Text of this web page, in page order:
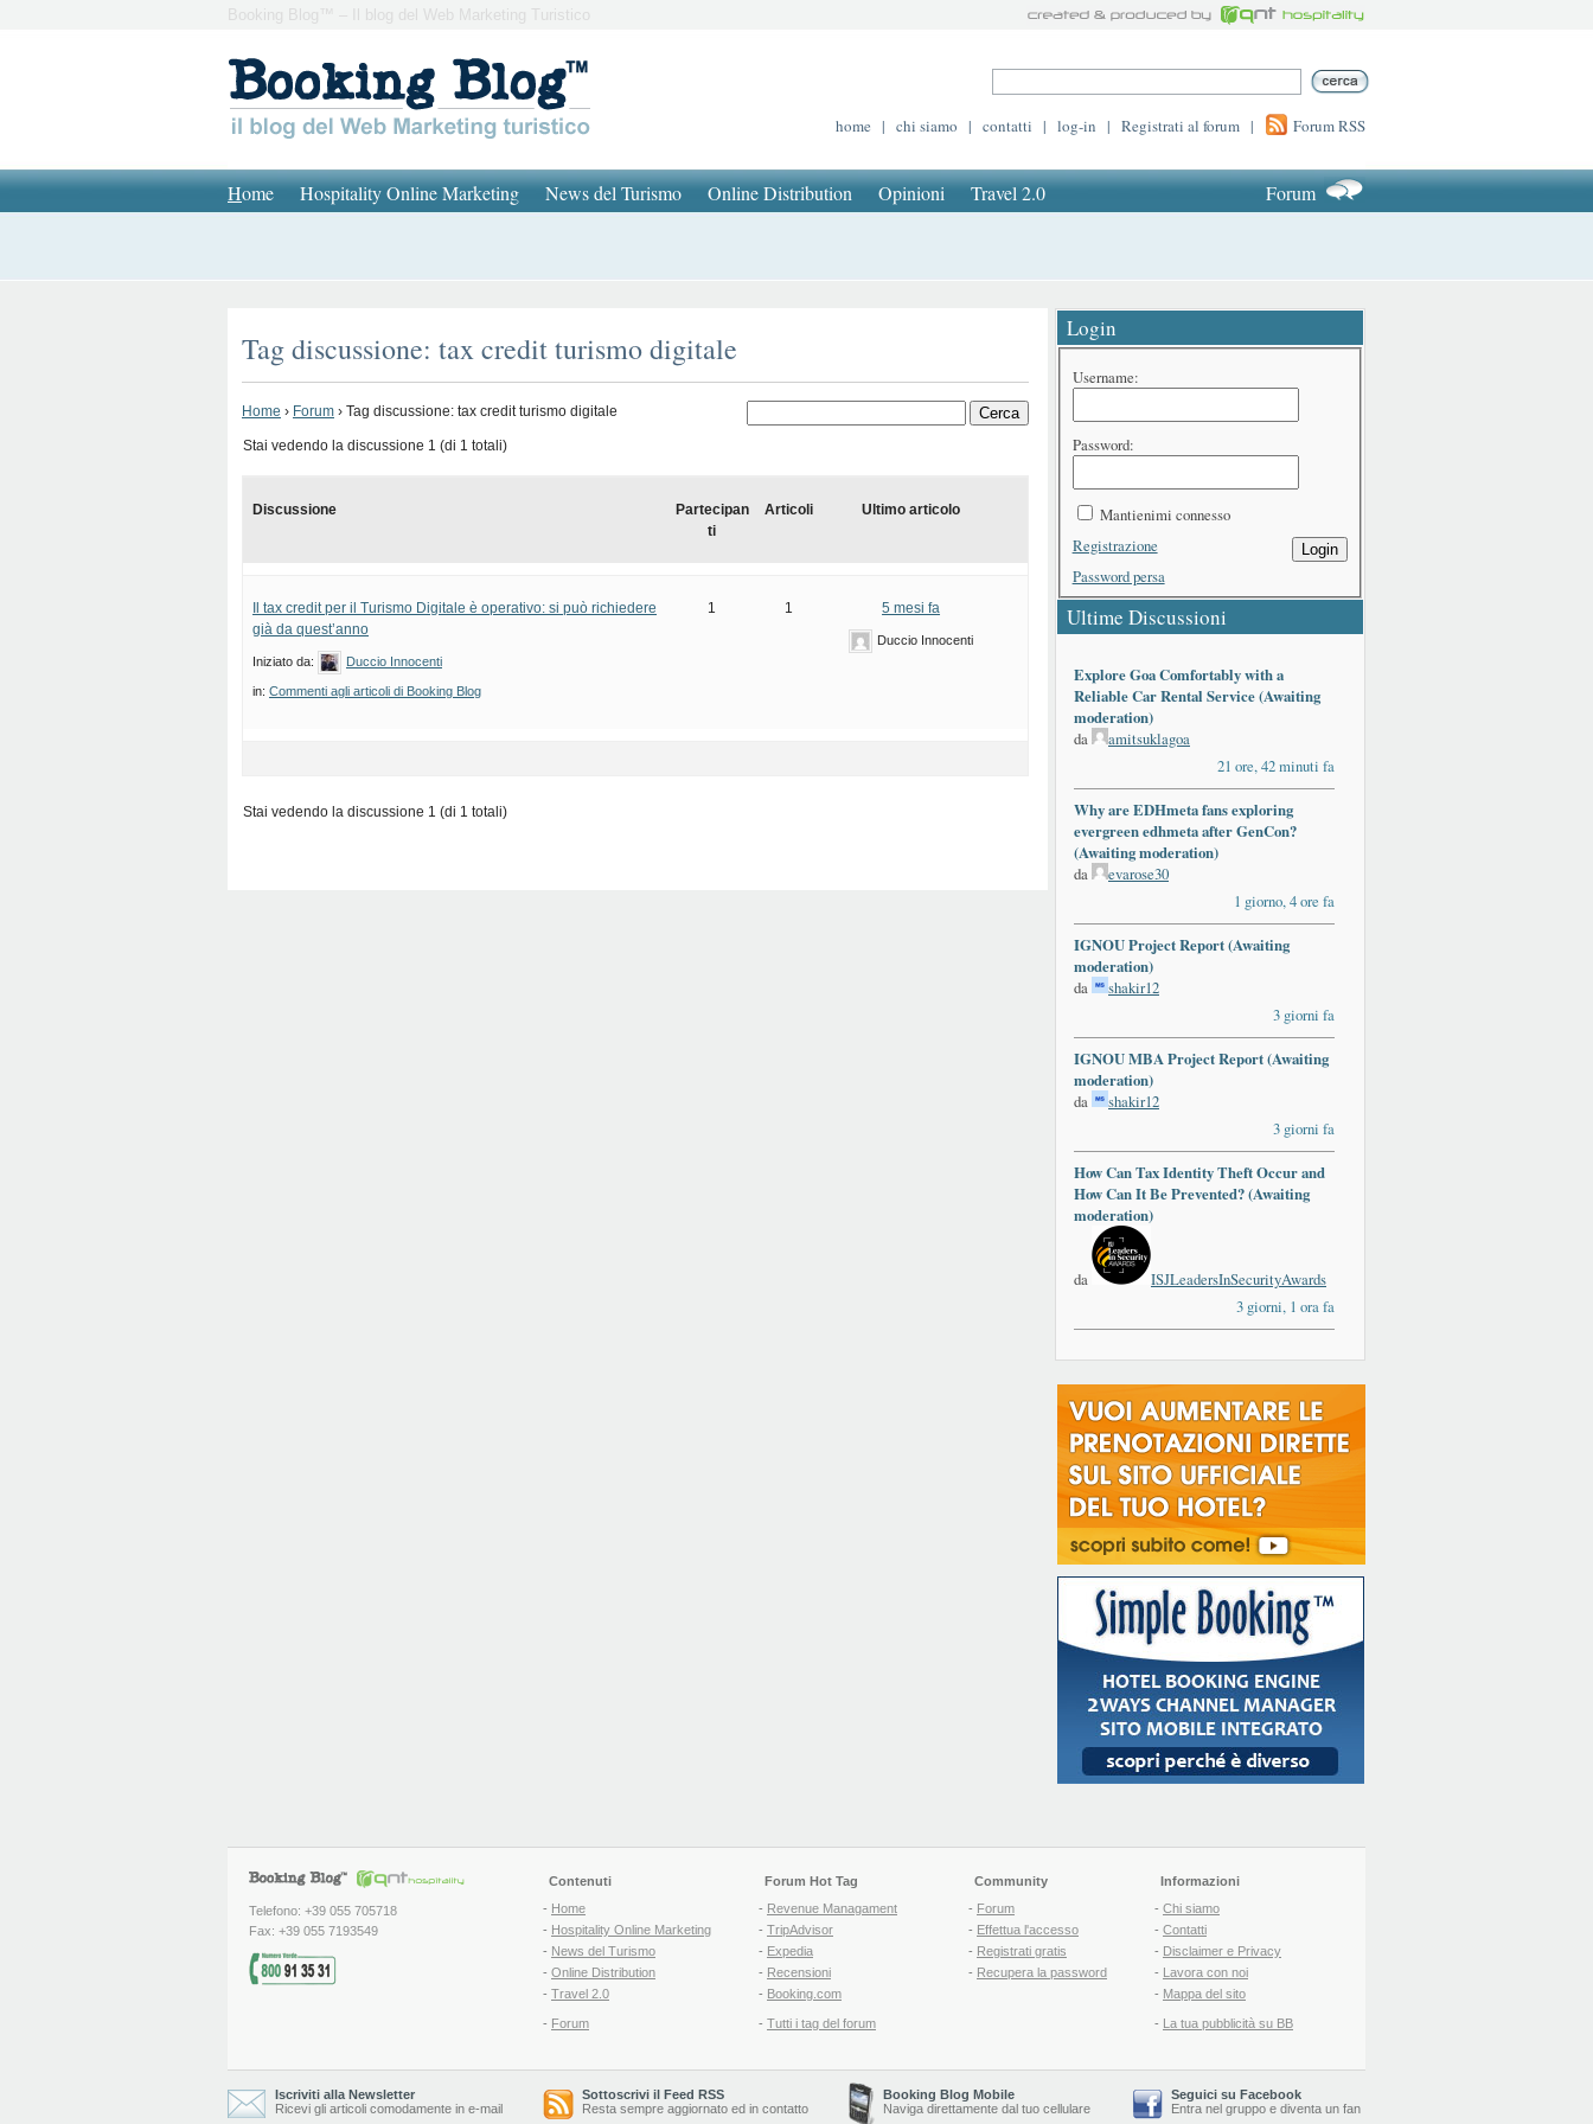
Booking Blog™ – Il blog del Web Marketing Turistico
home | chi siamo | contatti | log-in | Registrati al forum | Forum RSS
Home Hospitality Online Marketing News del Turismo Online Distribution Opinioni Travel 2.0 Forum
Tag discussione: tax credit turismo digitale
Home › Forum › Tag discussione: tax credit turismo digitale
Stai vedendo la discussione 1 (di 1 totali)
Discussione
Partecipan
ti
Articoli Ultimo articolo
Il tax credit per il Turismo Digitale è operativo: si può richiedere
già da quest’anno
Iniziato da: Duccio Innocenti
in: Commenti agli articoli di Booking Blog
1 1 5 mesi fa
Duccio Innocenti
Stai vedendo la discussione 1 (di 1 totali)
Login
Username:
Password:
Mantienimi connesso
Login
Registrazione
Password persa
Ultime Discussioni
Explore Goa Comfortably with a
Reliable Car Rental Service (Awaiting
moderation)
da
amitsuklagoa
21 ore, 42 minuti fa
Why are EDHmeta fans exploring
evergreen edhmeta after GenCon?
(Awaiting moderation)
da
evarose30
1 giorno, 4 ore fa
IGNOU Project Report (Awaiting
moderation)
da
shakir12
3 giorni fa
IGNOU MBA Project Report (Awaiting
moderation)
da
shakir12
3 giorni fa
How Can Tax Identity Theft Occur and
How Can It Be Prevented? (Awaiting
moderation)
da
ISJLeadersInSecurityAwards
3 giorni, 1 ora fa
Telefono: +39 055 705718
Fax: +39 055 7193549
Contenuti
- Home
- Hospitality Online Marketing
- News del Turismo
- Online Distribution
- Travel 2.0
- Forum
Forum Hot Tag
- Revenue Managament
- TripAdvisor
- Expedia
- Recensioni
- Booking.com
- Tutti i tag del forum
Community
- Forum
- Effettua l'accesso
- Registrati gratis
- Recupera la password
Informazioni
- Chi siamo
- Contatti
- Disclaimer e Privacy
- Lavora con noi
- Mappa del sito
- La tua pubblicità su BB
Iscriviti alla Newsletter
Ricevi gli articoli comodamente in e-mail
Sottoscrivi il Feed RSS
Resta sempre aggiornato ed in contatto
Booking Blog Mobile
Naviga direttamente dal tuo cellulare
Seguici su Facebook
Entra nel gruppo e diventa un fan